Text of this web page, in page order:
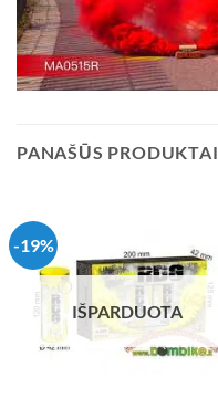
PANAŠŪS PRODUKTAI
-19%
IŠPARDUOTA